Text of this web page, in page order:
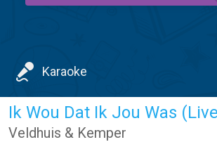
Karaoke
Ik Wou Dat Ik Jou Was
Veldhuis & Kemper